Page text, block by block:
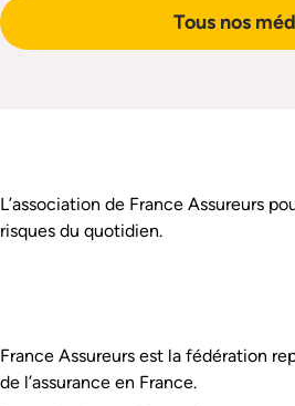
Tous nos
Assurance Prévention est :
L’association de France Assureurs
risques du quotidien.
France Assureurs est la fédération
de l’assurance en France.